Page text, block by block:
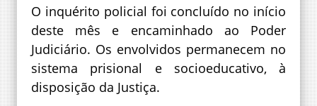
O inquérito policial foi concluído no início
deste mês e encaminhado ao Poder
Judiciário. Os envolvidos permanecem no
sistema prisional e socioeducativo, à
disposição da Justiça.